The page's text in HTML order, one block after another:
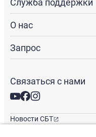
О нас
Запрос
Связаться с нами
Новости СБТ